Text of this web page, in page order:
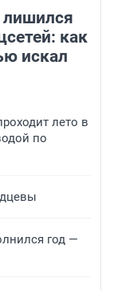
лишился
как
искал
лето в
по
год —